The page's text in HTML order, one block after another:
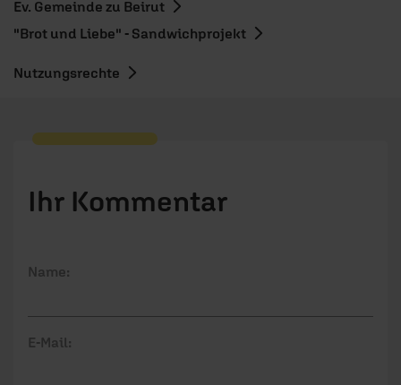
Ev. Gemeinde zu Beirut
"Brot und Liebe" - Sandwichprojekt
Nutzungsrechte
Ihr Kommentar
Name:
E-Mail: